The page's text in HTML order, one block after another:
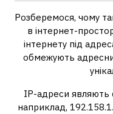
Розберемося, чому
в інтернет-
інтернету під
обмежують
IP-адреси являють
наприклад,